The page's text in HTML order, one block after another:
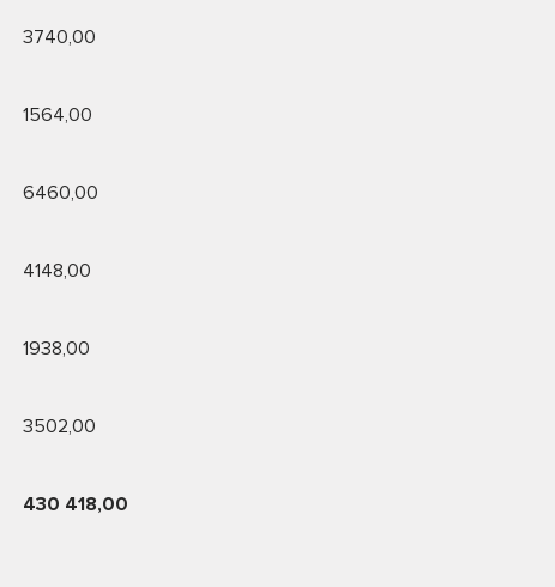
3740,00
1564,00
6460,00
4148,00
1938,00
3502,00
430 418,00